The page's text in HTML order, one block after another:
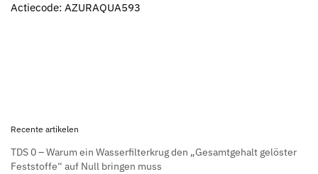
Actiecode: AZURAQUA593
Recente artikelen
TDS 0 – Warum ein Wasserfilterkrug den „Gesamtgehalt gelöster
Feststoffe“ auf Null bringen muss